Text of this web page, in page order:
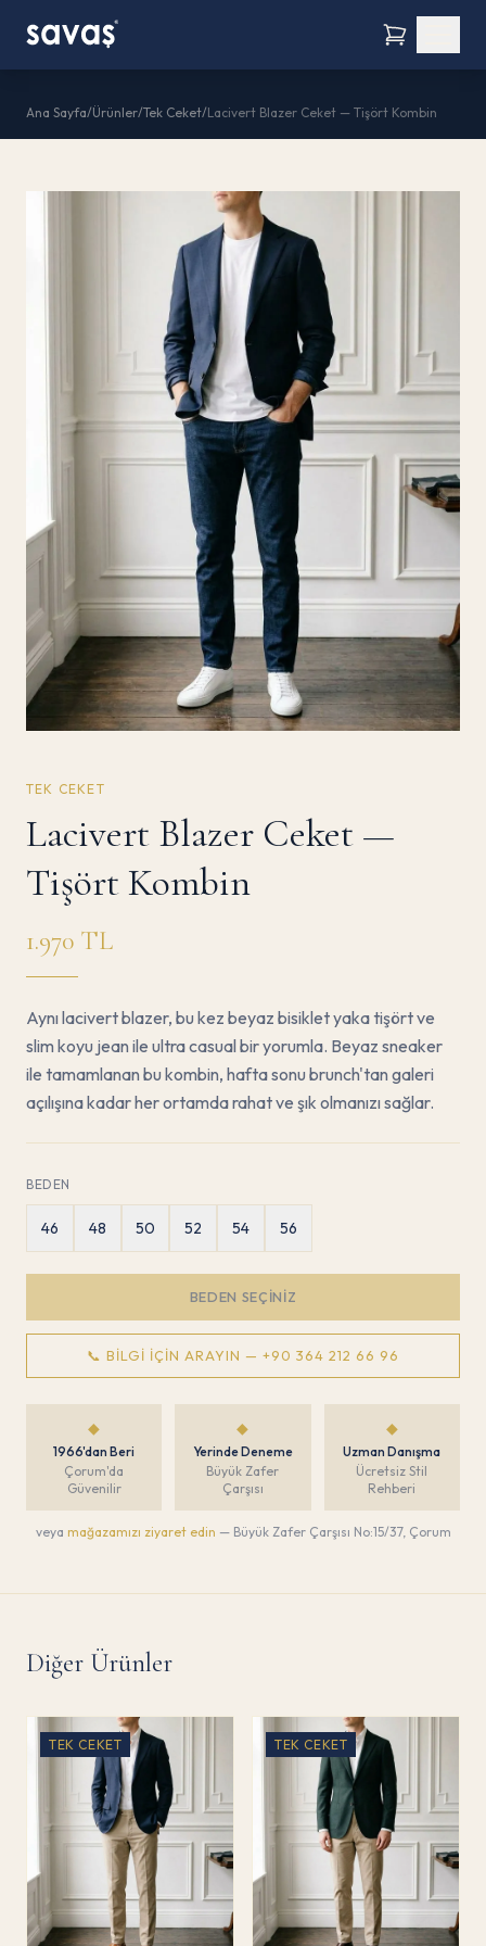
Ana Sayfa/Ürünler/Tek Ceket/Lacivert Blazer Ceket — Tişört Kombin
TEK CEKET
Lacivert Blazer Ceket —
Tişört Kombin
1.970 TL
Aynı lacivert blazer, bu kez beyaz bisiklet yaka tişört ve
slim koyu jean ile ultra casual bir yorumla. Beyaz sneaker
ile tamamlanan bu kombin, hafta sonu brunch'tan galeri
açılışına kadar her ortamda rahat ve şık olmanızı sağlar.
BEDEN
46 48 50 52 54 56
BEDEN SEÇINIZ
📞 BILGI İÇIN ARAYIN —+90 364 212 66 96
◆
1966'dan Beri
Çorum'da
Güvenilir
◆
Yerinde Deneme
Büyük Zafer
Çarşısı
◆
Uzman Danışma
Ücretsiz Stil
Rehberi
veya mağazamızı ziyaret edin — Büyük Zafer Çarşısı No:15/37, Çorum
Diğer Ürünler
TEK CEKET TEK CEKET